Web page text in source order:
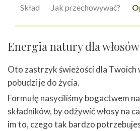
Skład Jak przechowywać?
Energia natury dla włosów
Oto zastrzyk świeżości dla Twoich
pobudzi je do życia.
Formułę nasyciliśmy bogactwem
składników, by odżywić włosy na
im to, czego tak bardzo